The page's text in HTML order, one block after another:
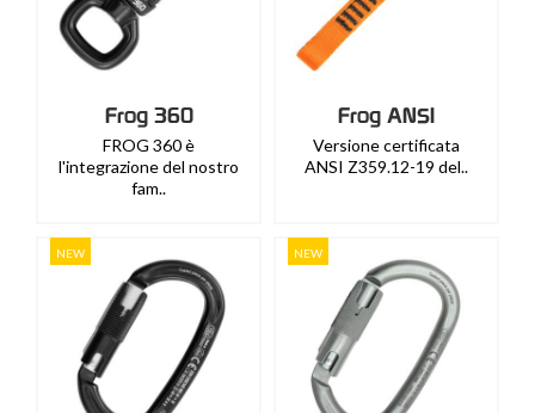
Frog 360
FROG 360 è
l'integrazione del nostro
fam..
Frog ANSI
Versione certificata
ANSI Z359.12-19 del..
NEW NEW